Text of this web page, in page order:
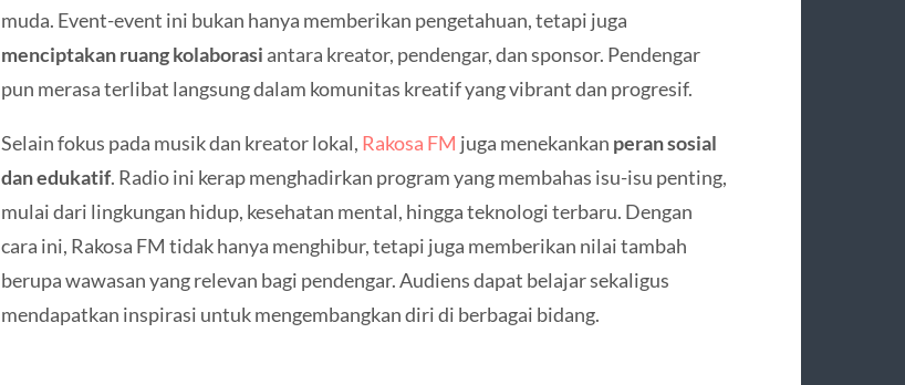
muda. Event-event ini bukan hanya memberikan pengetahuan, tetapi juga
menciptakan ruang kolaborasi antara kreator, pendengar, dan sponsor. Pendengar
pun merasa terlibat langsung dalam komunitas kreatif yang vibrant dan progresif.
Selain fokus pada musik dan kreator lokal, Rakosa FM juga menekankan peran sosial
dan edukatif. Radio ini kerap menghadirkan program yang membahas isu-isu penting,
mulai dari lingkungan hidup, kesehatan mental, hingga teknologi terbaru. Dengan
cara ini, Rakosa FM tidak hanya menghibur, tetapi juga memberikan nilai tambah
berupa wawasan yang relevan bagi pendengar. Audiens dapat belajar sekaligus
mendapatkan inspirasi untuk mengembangkan diri di berbagai bidang.